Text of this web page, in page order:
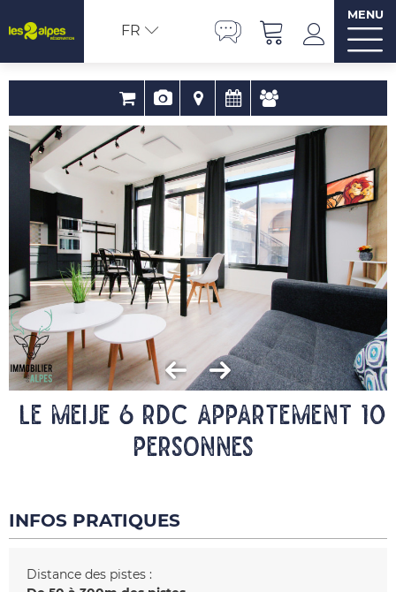
FR
MENU
LE MEIJE 6 RDC Appartement 10
personnes
INFOS PRATIQUES
Distance des pistes :